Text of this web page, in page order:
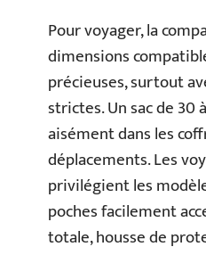
Pour voyager, la
dimensions
précieuses, surtout
strictes. Un sac de 30
aisément dans les
déplacements. Les
privilégient les
poches facilement
totale, housse de